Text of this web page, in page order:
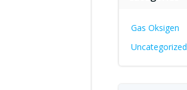
Gas Oksigen
Uncategorized